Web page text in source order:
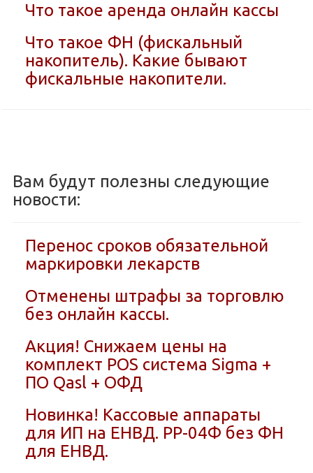
Что такое аренда онлайн кассы
Что такое ФН (фискальный
накопитель). Какие бывают
фискальные накопители.
Вам будут полезны следующие
новости:
Перенос сроков обязательной
маркировки лекарств
Отменены штрафы за торговлю
без онлайн кассы.
Акция! Снижаем цены на
комплект POS система Sigma +
ПО Qasl + ОФД
Новинка! Кассовые аппараты
для ИП на ЕНВД. РР-04Ф без ФН
для ЕНВД.